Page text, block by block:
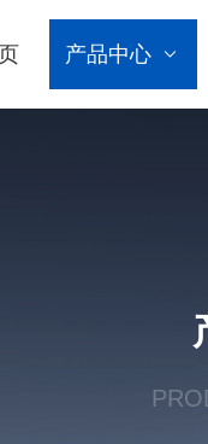
产品中心